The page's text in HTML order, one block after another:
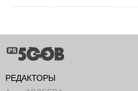
РЕДАКТОРЫ